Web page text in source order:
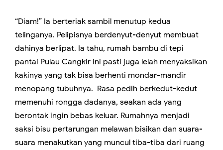
“Diam!” Ia berteriak sambil menutup kedua
telinganya. Pelipisnya berdenyut-denyut membuat
dahinya berlipat. Ia tahu, rumah bambu di tepi
pantai Pulau Cangkir ini pasti juga lelah menyaksikan
kakinya yang tak bisa berhenti mondar-mandir
menopang tubuhnya. Rasa pedih berkedut-kedut
memenuhi rongga dadanya, seakan ada yang
berontak ingin bebas keluar. Rumahnya menjadi
saksi bisu pertarungan melawan bisikan dan suara-
suara menakutkan yang muncul tiba-tiba dari ruang